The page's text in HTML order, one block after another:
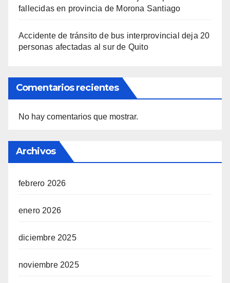
fallecidas en provincia de Morona Santiago
Accidente de tránsito de bus interprovincial deja 20
personas afectadas al sur de Quito
Comentarios recientes
No hay comentarios que mostrar.
Archivos
febrero 2026
enero 2026
diciembre 2025
noviembre 2025